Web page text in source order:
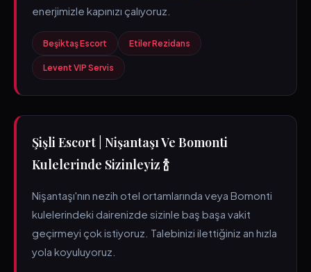
enerjimizle kapınızı çalıyoruz.
Beşiktaş Escort Etiler Rezidans
Levent VIP Servis
Şişli Escort | Nişantaşı Ve Bomonti
Kulelerinde Sizinleyiz 🍾
Nişantaşı'nın nezih otel ortamlarında veya Bomonti
kulelerindeki dairenizde sizinle baş başa vakit
geçirmeyi çok istiyoruz. Talebinizi ilettiğiniz an hızla
yola koyuluyoruz.